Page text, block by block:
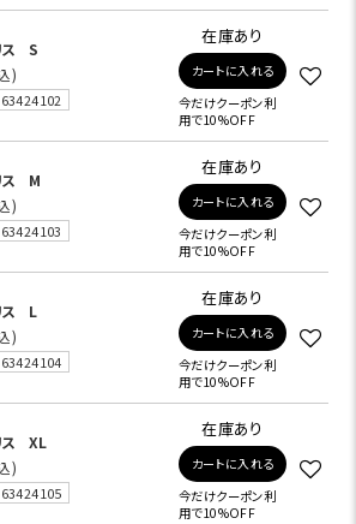
S
)
在庫あり
カートに入れる
今だけクーポン利
用で10%OFF
M
)
在庫あり
カートに入れる
今だけクーポン利
用で10%OFF
L
)
在庫あり
カートに入れる
今だけクーポン利
用で10%OFF
XL
)
在庫あり
カートに入れる
今だけクーポン利
用で10%OFF